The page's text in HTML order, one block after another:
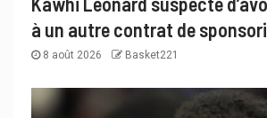
à un autre contrat de
8 août 2026 Basket221